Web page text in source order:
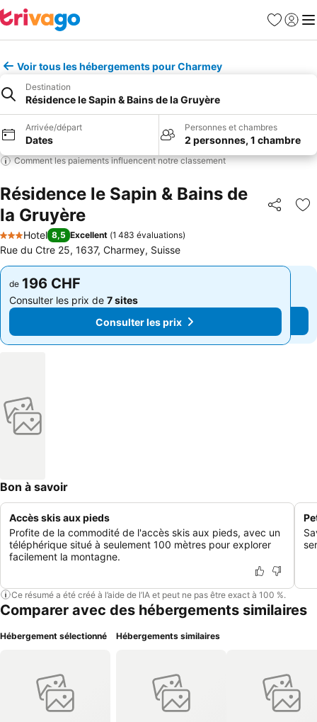
Favoris
Se
Voir tous les hébergements pour Charmey
Destination
Résidence le Sapin & Bains de la Gruyère
Arrivée/départ
Dates
Personnes et chambres
2 personnes, 1 chambre
Comment les paiements influencent notre classement
Résidence le Sapin & Bains de
la Gruyère
Partager
3 Étoiles
Hotel 8,5 Excellent (1 483 évaluations)
Rue du Ctre 25, 1637, Charmey, Suisse
de 196 CHF
Consulter les prix de 7 sites
Consulter les prix
de 196 CHF
Consulter les prix de 7 sites
Consulter les prix
Bon à savoir
Accès skis aux pieds
Profite de la commodité de l'accès skis aux pieds, avec un
téléphérique situé à seulement 100 mètres pour explorer
facilement la montagne.
Ce résumé a été créé à l’aide de l’IA et peut ne pas être exact à 100 %.
Comparer avec des hébergements similaires
Hébergement sélectionné Hébergements similaires